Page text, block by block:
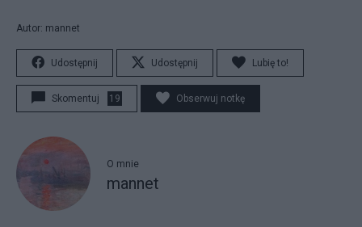
Autor: mannet
Udostępnij Udostępnij Lubię to!
Skomentuj 19 Obserwuj notkę
O mnie
mannet